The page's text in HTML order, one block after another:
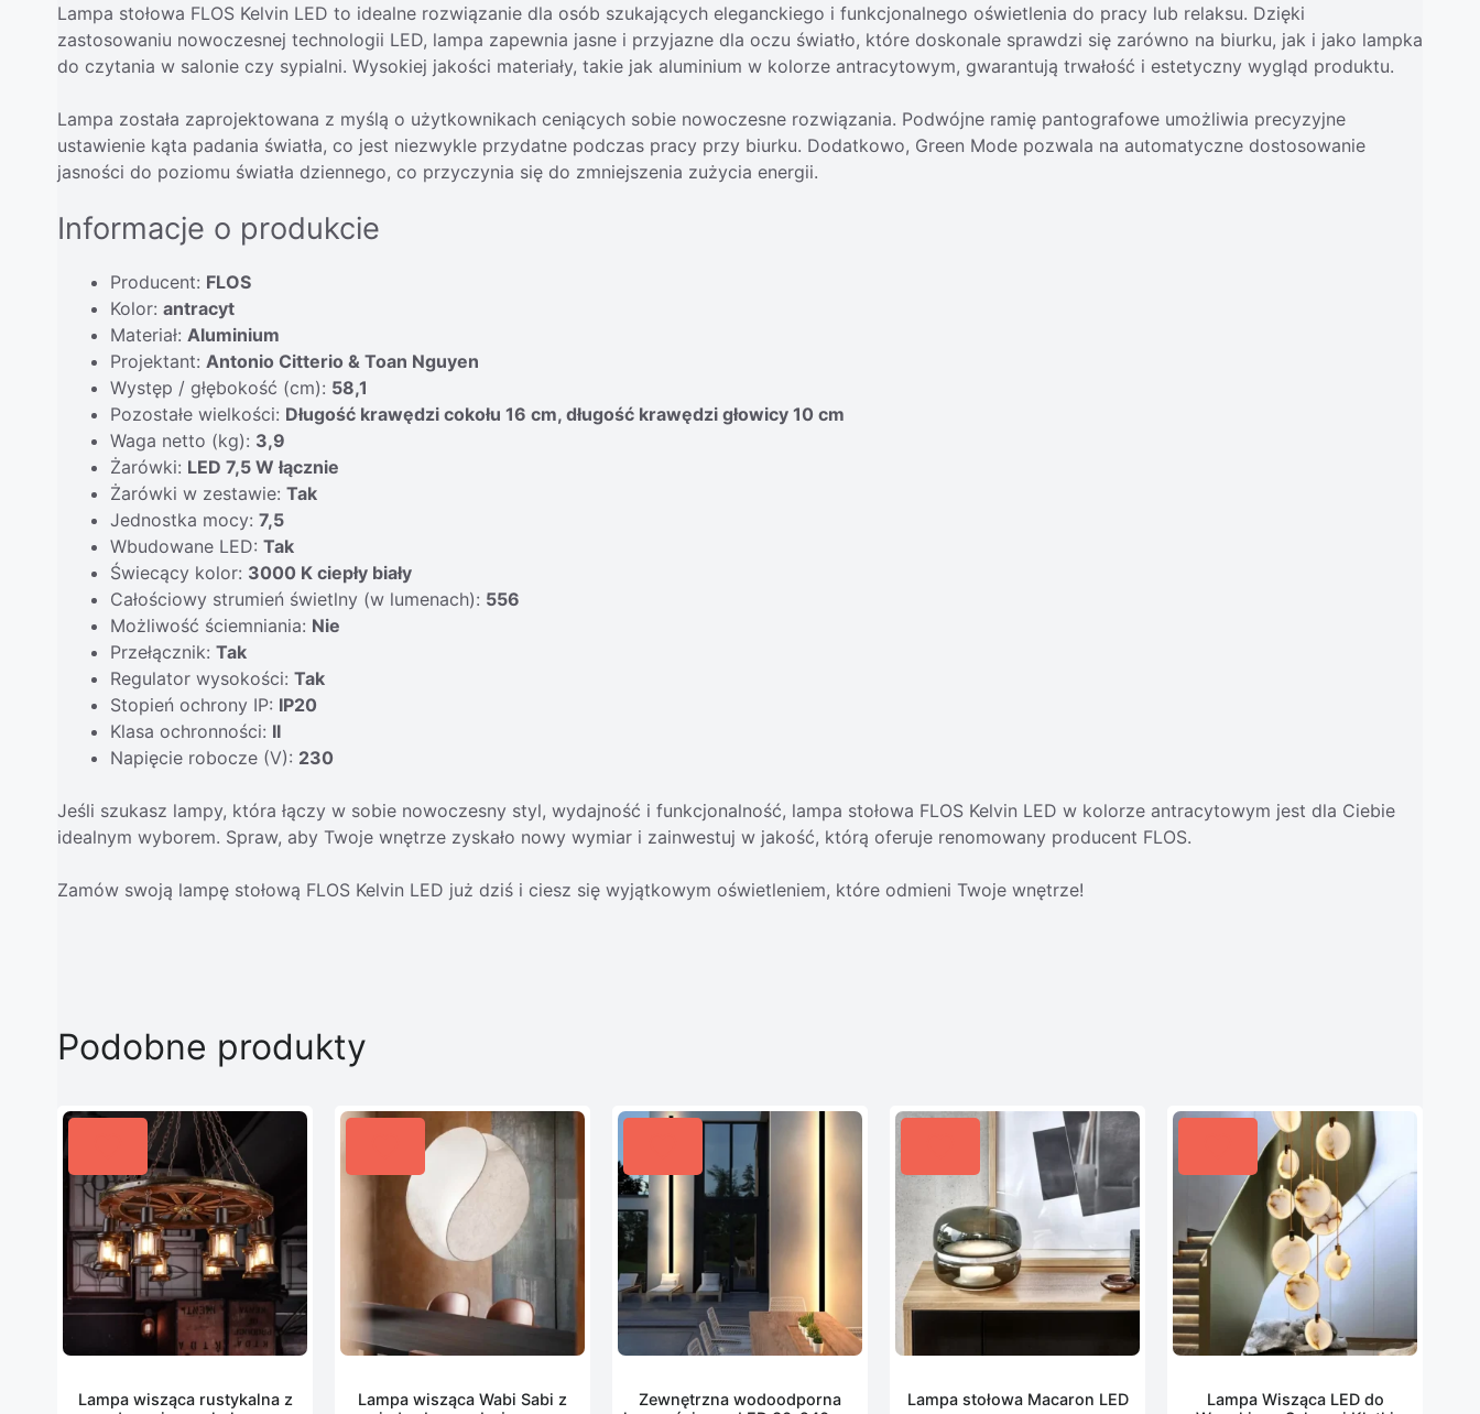
Lampa stołowa FLOS Kelvin LED to idealne rozwiązanie dla osób szukających eleganckiego i funkcjonalnego oświetlenia do pracy lub relaksu. Dzięki
zastosowaniu nowoczesnej technologii LED, lampa zapewnia jasne i przyjazne dla oczu światło, które doskonale sprawdzi się zarówno na biurku, jak i jako lampka
do czytania w salonie czy sypialni. Wysokiej jakości materiały, takie jak aluminium w kolorze antracytowym, gwarantują trwałość i estetyczny wygląd produktu.
Lampa została zaprojektowana z myślą o użytkownikach ceniących sobie nowoczesne rozwiązania. Podwójne ramię pantografowe umożliwia precyzyjne
ustawienie kąta padania światła, co jest niezwykle przydatne podczas pracy przy biurku. Dodatkowo, Green Mode pozwala na automatyczne dostosowanie
jasności do poziomu światła dziennego, co przyczynia się do zmniejszenia zużycia energii.
Informacje o produkcie
Producent: FLOS
Kolor: antracyt
Materiał: Aluminium
Projektant: Antonio Citterio & Toan Nguyen
Występ / głębokość (cm): 58,1
Pozostałe wielkości: Długość krawędzi cokołu 16 cm, długość krawędzi głowicy 10 cm
Waga netto (kg): 3,9
Żarówki: LED 7,5 W łącznie
Żarówki w zestawie: Tak
Jednostka mocy: 7,5
Wbudowane LED: Tak
Świecący kolor: 3000 K ciepły biały
Całościowy strumień świetlny (w lumenach): 556
Możliwość ściemniania: Nie
Przełącznik: Tak
Regulator wysokości: Tak
Stopień ochrony IP: IP20
Klasa ochronności: II
Napięcie robocze (V): 230
Jeśli szukasz lampy, która łączy w sobie nowoczesny styl, wydajność i funkcjonalność, lampa stołowa FLOS Kelvin LED w kolorze antracytowym jest dla Ciebie
idealnym wyborem. Spraw, aby Twoje wnętrze zyskało nowy wymiar i zainwestuj w jakość, którą oferuje renomowany producent FLOS.
Zamów swoją lampę stołową FLOS Kelvin LED już dziś i ciesz się wyjątkowym oświetleniem, które odmieni Twoje wnętrze!
Podobne produkty
Lampa wisząca rustykalna z
Lampa wisząca Wabi Sabi z
Zewnętrzna wodoodporna
Lampa stołowa Macaron LED
Lampa Wisząca LED do